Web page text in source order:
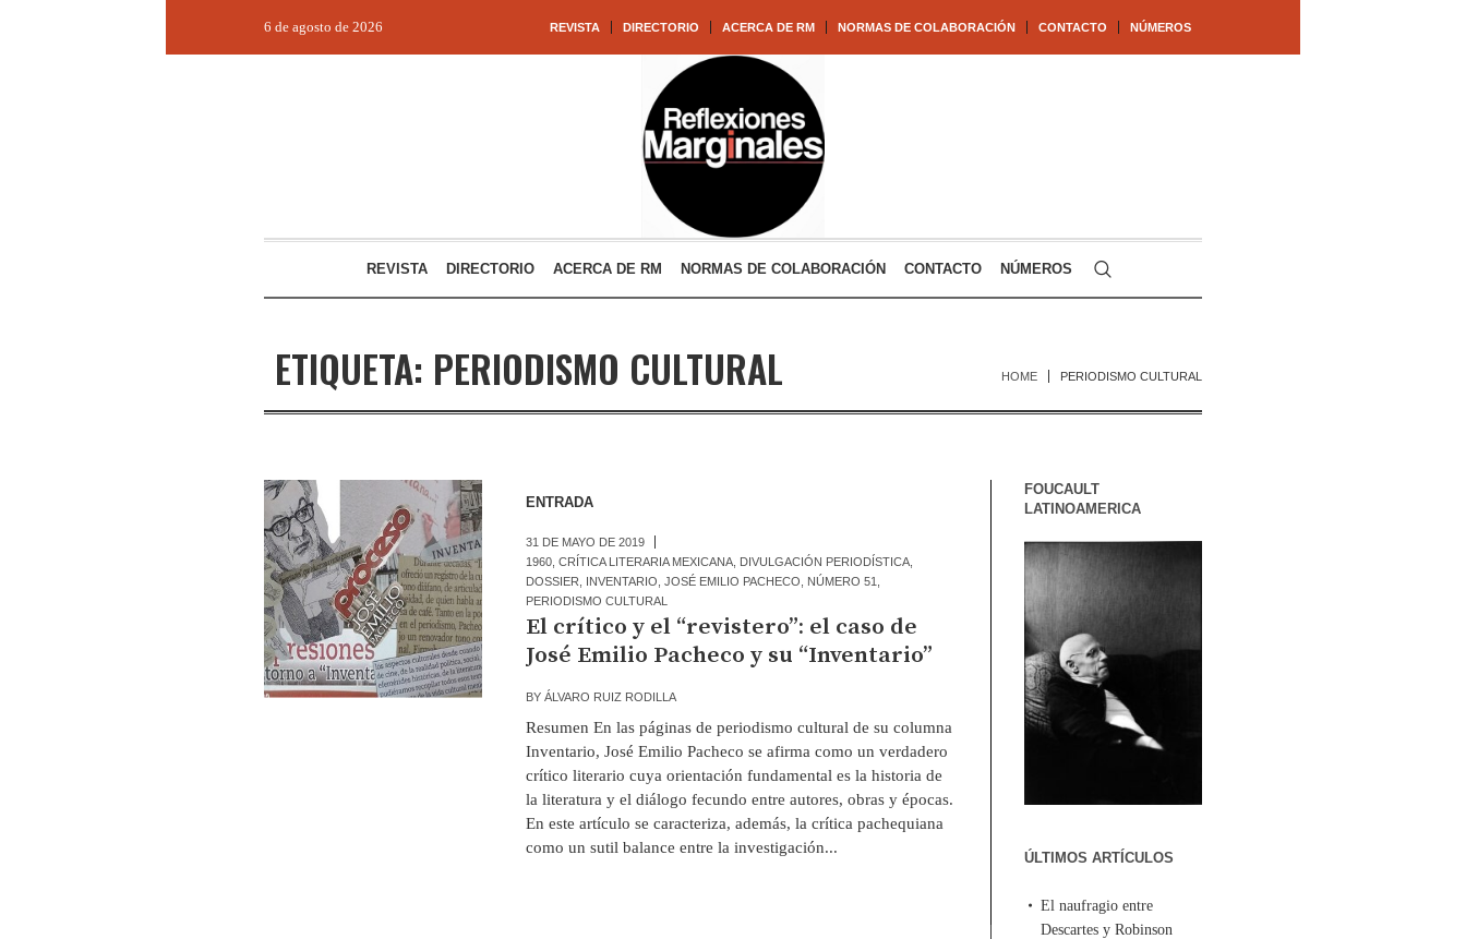
REVISTA DIRECTORIO ACERCA DE RM NORMAS DE COLABORACIÓN CONTACTO NÚMEROS
6 de agosto de 2026
REVISTA DIRECTORIO ACERCA DE RM NORMAS DE COLABORACIÓN CONTACTO NÚMEROS
ETIQUETA: PERIODISMO CULTURAL HOME PERIODISMO CULTURAL
ENTRADA
31 DE MAYO DE 2019
1960, CRÍTICA LITERARIA MEXICANA, DIVULGACIÓN PERIODÍSTICA,
DOSSIER
INVENTARIO JOSÉ EMILIO PACHECO NÚMERO 51
PERIODISMO CULTURAL
El crítico y el “revistero”: el caso de
José Emilio Pacheco y su “Inventario”
BY ÁLVARO RUIZ RODILLA
Resumen En las páginas de periodismo cultural de su columna
Inventario, José Emilio Pacheco se afirma como un verdadero
crítico literario cuya orientación fundamental es la historia de
la literatura y el diálogo fecundo entre autores, obras y épocas.
En este artículo se caracteriza, además, la crítica pachequiana
como un sutil balance entre la investigación...
FOUCAULT
LATINOAMERICA
ÚLTIMOS ARTÍCULOS
El naufragio entre
Descartes y Robinson